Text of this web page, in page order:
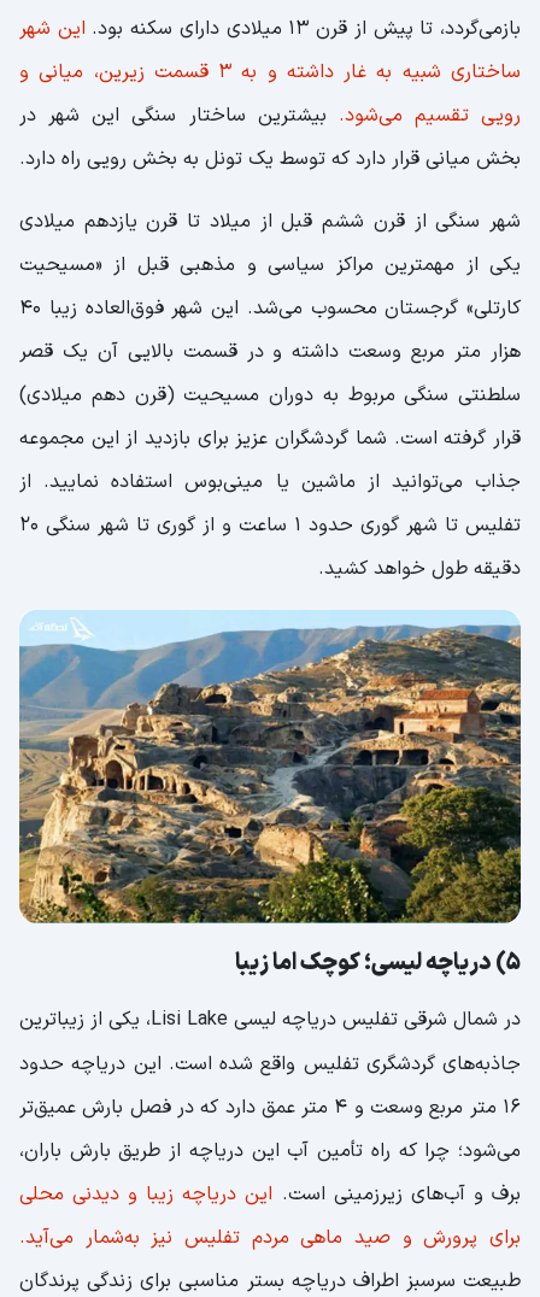
بازمی‌گردد، تا پیش از قرن 13 میلادی دارای سکنه بود.
این شهر
ساختاری شبیه به غار داشته و به 3 قسمت زیرین، میانی و
رویی تقسیم می‌شود. بیشترین ساختار سنگی این شهر در
بخش میانی قرار دارد که توسط یک تونل به بخش رویی راه دارد.
شهر سنگی از قرن ششم قبل از میلاد تا قرن یازدهم میلادی
یکی از مهمترین مراکز سیاسی و مذهبی قبل از «مسیحیت
کارتلی» گرجستان محسوب می‌شد. این شهر فوق‌العاده زیبا 40
هزار متر مربع وسعت داشته و در قسمت بالایی آن یک قصر
سلطنتی سنگی مربوط به دوران مسیحیت (قرن دهم میلادی)
قرار گرفته است. شما گردشگران عزیز برای بازدید از این مجموعه
جذاب می‌توانید از ماشین یا مینی‌بوس استفاده نمایید. از
تفلیس تا شهر گوری حدود 1 ساعت و از گوری تا شهر سنگی 20
دقیقه طول خواهد کشید.
5) دریاچه لیسی؛ کوچک اما زیبا
در شمال شرقی تفلیس دریاچه لیسی Lisi Lake، یکی از زیباترین
جاذبههای گردشگری تفلیس واقع شده است. این دریاچه حدود
16 متر مربع وسعت و 4 متر عمق دارد که در فصل بارش عمیق‌تر
می‌شود؛ چرا که راه تأمین آب این دریاچه از طریق بارش باران،
برف و آب‌های زیرزمینی است. این دریاچه زیبا و دیدنی محلی
برای پرورش و صید ماهی مردم تفلیس نیز به‌شمار می‌آید.
طبیعت سرسبز اطراف دریاچه بستر مناسبی برای زندگی پرندگان